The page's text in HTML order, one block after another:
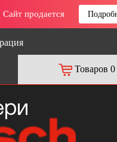
Сайт продается
Товаров